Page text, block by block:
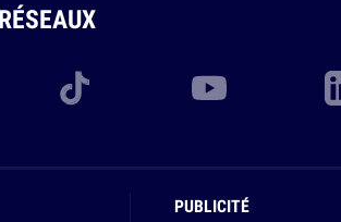
PUBLICITÉ